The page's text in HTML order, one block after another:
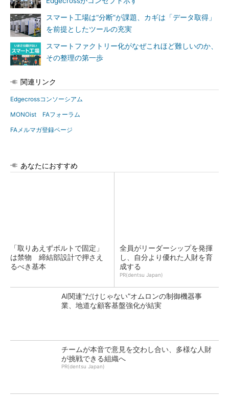
スマート工場は“分断”が課題、カギは「データ取得」
を前提としたツールの充実
スマートファクトリー化がなぜこれほど難しいのか、
その整理の第一歩
関連リンク
Edgecrossコンソーシアム
MONOist FAフォーラム
FAメルマガ登録ページ
あなたにおすすめ
「取りあえずボルトで固定」
は禁物 締結部設計で押さえ
るべき基本
全員がリーダーシップを発揮
し、自分より優れた人財を育
成する
PR(dentsu Japan)
AI関連“だけじゃない”オムロンの制御機器事
業、地道な顧客基盤強化が結実
チームが本音で意見を交わし合い、多様な人財
が挑戦できる組織へ
PR(dentsu Japan)